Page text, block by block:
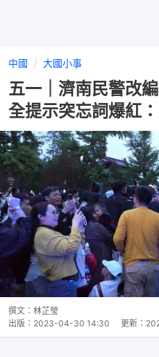
中國 大國小事
五一｜濟南民警改
全提示突忘詞爆紅
撰文： 林芷瑩
出版： 2023-04-30 14:30 更新：